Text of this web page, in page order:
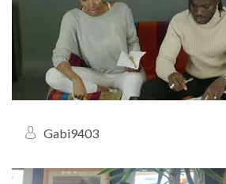
Gabi9403